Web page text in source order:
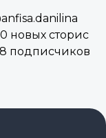
новых сторис
подписчиков